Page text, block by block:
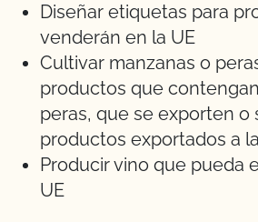
Diseñar etiquetas para
venderán en la UE
Cultivar manzanas o
productos que
peras, que se exporten o
productos exportados a
Producir vino que pueda
UE